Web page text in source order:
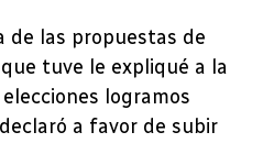
de las propuestas de
tuve le expliqué a la
logramos
a favor de subir